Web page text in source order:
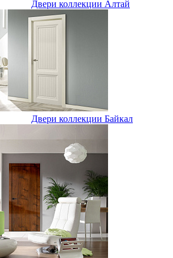
Двери коллекции Алтай
Двери коллекции Байкал